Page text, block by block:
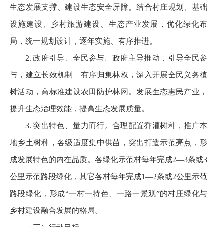
生态发展支撑、建设生态安全屏障。结合村庄规划、基础
设施建设、乡村旅游建设、生态产业发展，优化绿化布
局，统一规划设计，逐年实施、有序推进。
2. 政府引导、全民参与。政府主导推动，引导全民参
与，建立长效机制，有序归集林权，深入开展全民义务植
树活动，高标准建设农田防护林网。发展生态惠民产业，
提升生态治理效能，提高生态发展质量。
3. 突出特色、量力而行。合理配置乔灌树种，推广本
地乡土树种，各级适度集中供苗，突出打造示范亮点，形
成发展特色的内在品质。各绿化示范村每年完成2—3条或3
公里示范路段绿化，其它各村每年完成1—2条或2公里示范
路段绿化，形成“一村一特色、一路一景观”的村庄绿化与
乡村建设融合发展的格局。